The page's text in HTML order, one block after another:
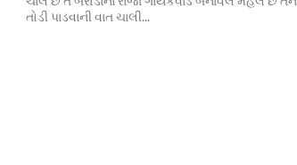
તોડી પાડવાની વાત ચાલી...